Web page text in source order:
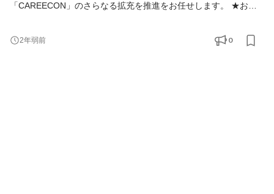
「CAREECON」のさらなる拡充を推進をお任せします。 ★お客
です 【サービス】 ▼施工現場の業務改善にて労働生産性を解決す
る「CAREECON施工管理」 ▼ノーコードWebサイト管理ツール
2年弱前 0